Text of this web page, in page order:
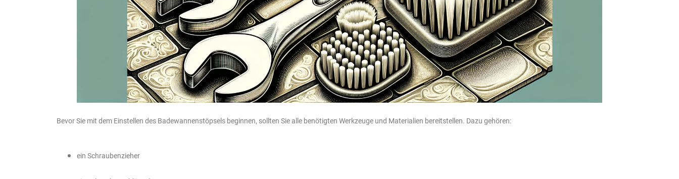
Bevor Sie mit dem Einstellen des Badewannenstöpsels beginnen, sollten Sie alle benötigten Werkzeuge und Materialien bereitstellen. Dazu gehören:
ein Schraubenzieher